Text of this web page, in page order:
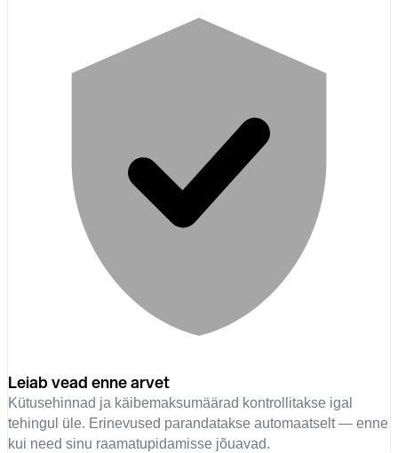
Leiab vead enne arvet
Kütusehinnad ja käibemaksumäärad kontrollitakse igal
tehingul üle. Erinevused parandatakse automaatselt — enne
kui need sinu raamatupidamisse jõuavad.